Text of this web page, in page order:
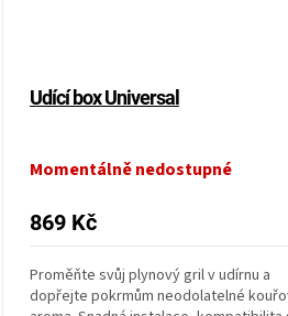
Udící box Universal
Momentálně nedostupné
869 Kč
Proměňte svůj plynový gril v udírnu a
dopřejte pokrmům neodolatelné